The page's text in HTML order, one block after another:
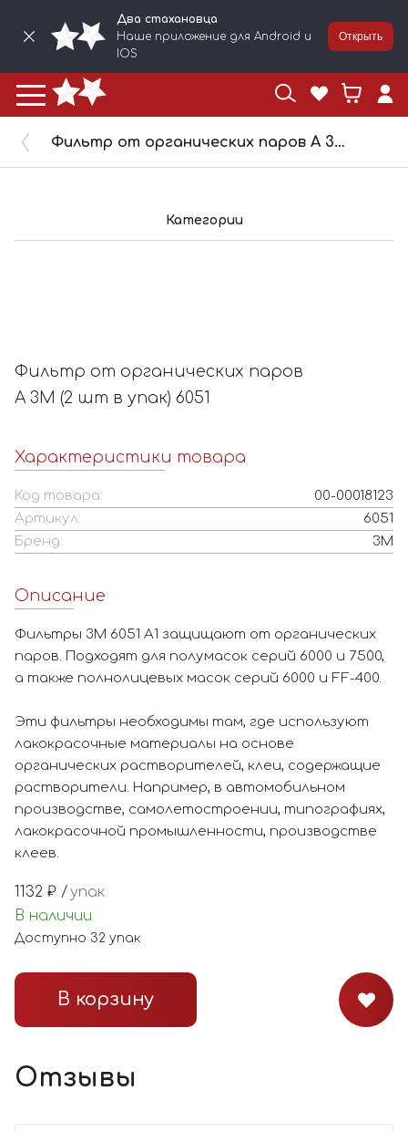
Два стахановца
Наше приложение для Android и
IOS
Открыть
Фильтр от органических паров A 3M (2 шт в упак) 6051
Категории
Фильтр от органических паров
A 3M (2 шт в упак) 6051
Характеристики товара
Код товара:
00-00018123
Артикул:
6051
Бренд:
3M
Описание
Фильтры 3M 6051 A1 защищают от органических
паров. Подходят для полумасок серий 6000 и 7500,
а также полнолицевых масок серий 6000 и FF-400.
Эти фильтры необходимы там, где используют
лакокрасочные материалы на основе
органических растворителей, клеи, содержащие
растворители. Например, в автомобильном
производстве, самолетостроении, типографиях,
лакокрасочной промышленности, производстве
клеев.
1132 ₽ /упак
В наличии
Доступно 32 упак
В корзину
Отзывы